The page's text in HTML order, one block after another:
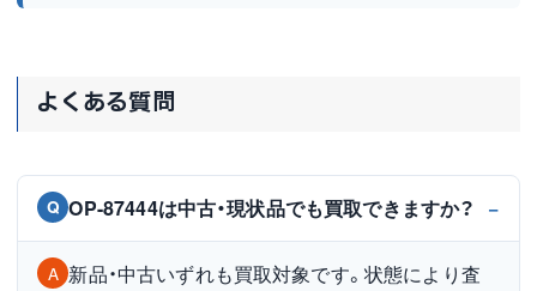
よくある質問
Q OP-87444は中古・現状品でも買取できますか？
A 新品・中古いずれも買取対象です。状態により査